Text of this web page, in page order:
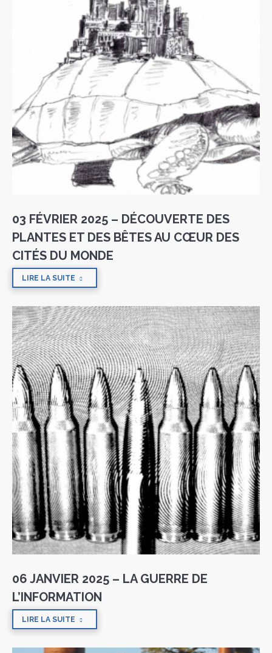
03 FÉVRIER 2025 – DÉCOUVERTE DES
PLANTES ET DES BÊTES AU CŒUR DES
CITÉS DU MONDE
LIRE LA SUITE
06 JANVIER 2025 – LA GUERRE DE
L’INFORMATION
LIRE LA SUITE